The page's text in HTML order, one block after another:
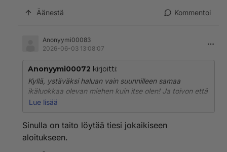
Äänestä Kommentoi
Anonyymi00083
2026-06-03 13:08:07
Anonyymi00072 kirjoitti:
Kyllä, ystäväksi haluan vain suunnilleen samaa
ikäluokkaa olevan miehen kuin itse olen! Ja toivon että
mies on puhelias, koska en todellakaan jaksa enää
Lue lisää
Sinulla on taito löytää tiesi jokaikiseen
aloitukseen.